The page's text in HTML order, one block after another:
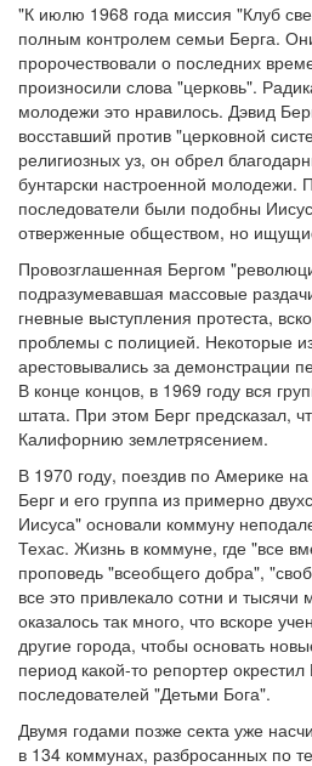
"К июлю 1968 года миссия "Клуб
полным контролем семьи Берга.
пророчествовали о последних
произносили слова "церковь".
молодежи это нравилось. Дэвид
восставший против "церковной
религиозных уз, он обрел
бунтарски настроенной молодежи.
последователи были подобны
отверженные обществом, но
Провозглашенная Бергом
подразумевавшая массовые
гневные выступления протеста,
проблемы с полицией. Некоторые
арестовывались за демонстрации
В конце концов, в 1969 году вся
штата. При этом Берг предсказал,
Калифорнию землетрясением.
В 1970 году, поездив по Америке
Берг и его группа из примерно
Иисуса" основали коммуну
Техас. Жизнь в коммуне, где "все
проповедь "всеобщего добра",
все это привлекало сотни и
оказалось так много, что вскоре
другие города, чтобы основать
период какой-то репортер
последователей "Детьми Бога".
Двумя годами позже секта уже
в 134 коммунах, разбросанных по